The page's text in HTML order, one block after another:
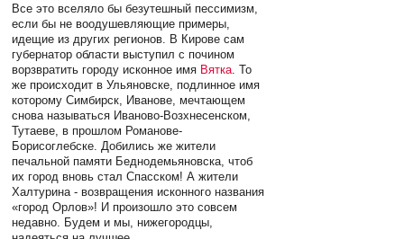
Все это вселяло бы безутешный пессимизм,
если бы не воодушевляющие примеры,
идещие из других регионов. В Кирове сам
губернатор области выступил с почином
ворзвратить городу исконное имя Вятка . То
же происходит в Ульяновске, подлинное имя
которому Симбирск, Иванове, мечтающем
снова называться Иваново-Возхнесенском,
Тутаеве, в прошлом Романове-
Борисоглебске. Добились же жители
печальной памяти Беднодемьяновска, чтоб
их город вновь стал Спасском! А жители
Халтурина - возвращения исконного названия
«город Орлов»! И произошло это совсем
недавно. Будем и мы, нижегородцы,